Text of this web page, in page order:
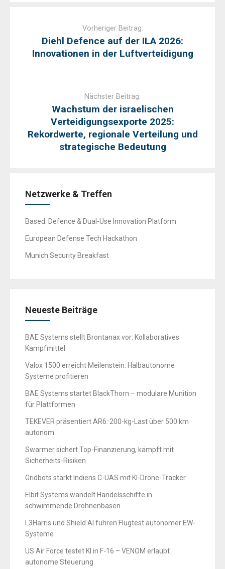
Vorheriger Beitrag:
Diehl Defence auf der ILA 2026:
Innovationen in der Luftverteidigung
Nächster Beitrag:
Wachstum der israelischen
Verteidigungsexporte 2025:
Rekordwerte, regionale Verteilung und
strategische Bedeutung
Netzwerke & Treffen
Based: Defence & Dual-Use Innovation Platform
European Defense Tech Hackathon
Munich Security Breakfast
Neueste Beiträge
BAE Systems stellt Brontanax vor: Kollaboratives
Kampfmittel
Valox 1500 erreicht Meilenstein: Halbautonome
Systeme profitieren
BAE Systems startet BlackThorn – modulare Munition
für Plattformen
TEKEVER präsentiert AR6: 200-kg-Last über 500 km
autonom
Swarmer sichert Top-Finanzierung, kämpft mit
Sicherheits-Risiken
Gridbots stärkt Indiens C-UAS mit KI-Drone-Tracker
Elbit Systems wandelt Handelsschiffe in
schwimmende Drohnenbasen
L3Harris und Shield AI führen Flugtest autonomer EW-
Systeme
US Air Force testet KI in F-16 – VENOM erlaubt
autonome Steuerung